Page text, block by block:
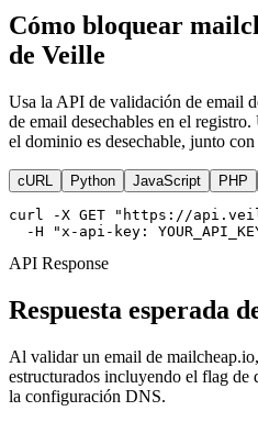
Cómo bloquear
de Veille
Usa la API de validación de email
de email desechables en el
el dominio es desechable, junto
cURL Python JavaScript PHP
curl -X GET "https://
-H "x-api-key:
API Response
Respuesta esperada
Al validar un email de
estructurados incluyendo el flag de
la configuración DNS.